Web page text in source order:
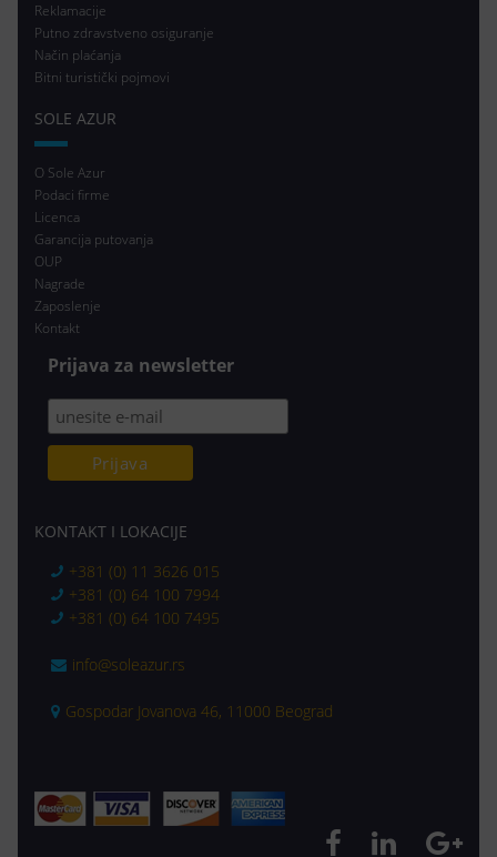
Reklamacije
Putno zdravstveno osiguranje
Način plaćanja
Bitni turistički pojmovi
SOLE AZUR
O Sole Azur
Podaci firme
Licenca
Garancija putovanja
OUP
Nagrade
Zaposlenje
Kontakt
Prijava za newsletter
KONTAKT I LOKACIJE
+381 (0) 11 3626 015
+381 (0) 64 100 7994
+381 (0) 64 100 7495
info@soleazur.rs
Gospodar Jovanova 46, 11000 Beograd